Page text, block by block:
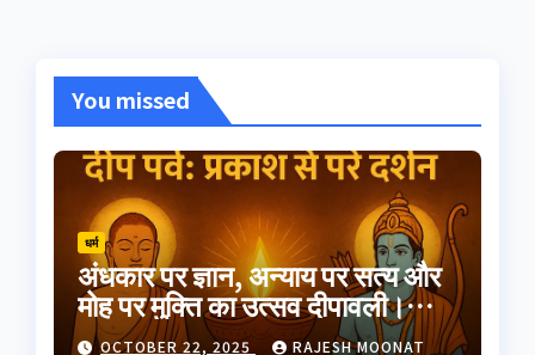
You missed
धर्म
अंधकार पर ज्ञान, अन्याय पर सत्य और
मोह पर मुक्ति का उत्सव दीपावली।
भारतीय परंपरा का यह त्योहार
OCTOBER 22, 2025 RAJESH MOONAT